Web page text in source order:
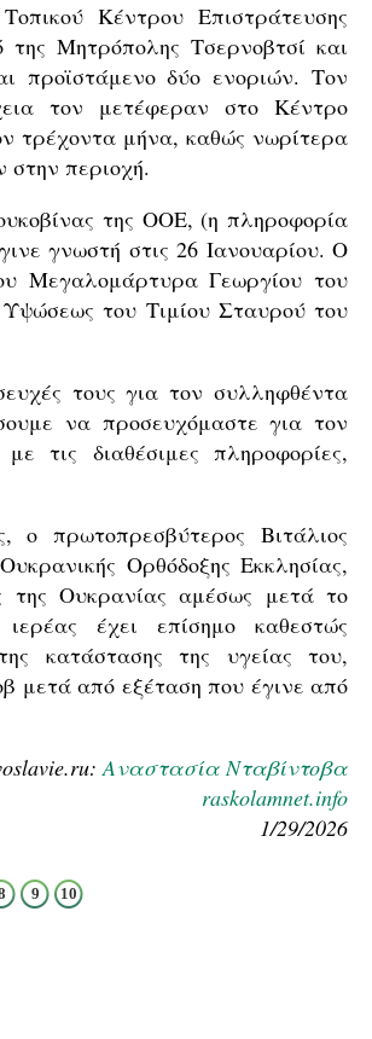
Κέντρου Επιστράτευσης
Μητρόπολης Τσερνοβτσί και
προϊστάμενο δύο ενοριών. Τον
τον μετέφεραν στο Κέντρο
τρέχοντα μήνα, καθώς νωρίτερα
στην περιοχή.
της ΟΟΕ, (η πληροφορία
γνωστή στις 26 Ιανουαρίου. Ο
Μεγαλομάρτυρα Γεωργίου του
Υψώσεως του Τιμίου Σταυρού του
τους για τον συλληφθέντα
να προσευχόμαστε για τον
τις διαθέσιμες πληροφορίες,
ο πρωτοπρεσβύτερος Βιτάλιος
Ορθόδοξης Εκκλησίας,
της Ουκρανίας αμέσως μετά το
έχει επίσημο καθεστώς
κατάστασης της υγείας του,
μετά από εξέταση που έγινε από
Αναστασία Νταβίντοβα
raskolamnet.info
1/29/2026
9 10